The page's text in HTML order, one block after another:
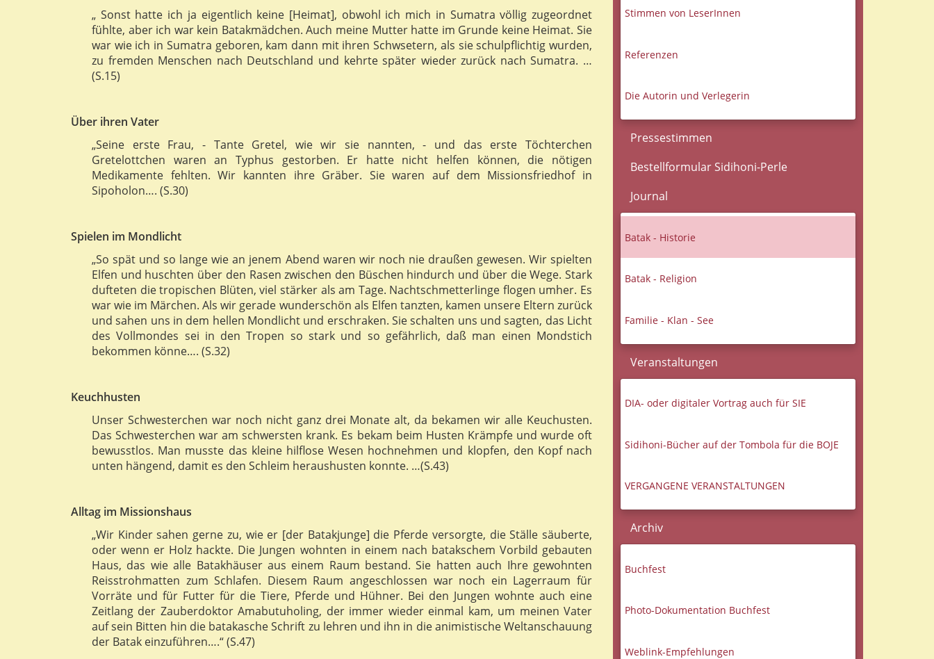
„ Sonst hatte ich ja eigentlich keine [Heimat], obwohl ich mich in Sumatra völlig zugeordnet
fühlte, aber ich war kein Batakmädchen. Auch meine Mutter hatte im Grunde keine Heimat. Sie
war wie ich in Sumatra geboren, kam dann mit ihren Schwsetern, als sie schulpflichtig wurden,
zu fremden Menschen nach Deutschland und kehrte später wieder zurück nach Sumatra. …
(S.15)
Über ihren Vater
„Seine erste Frau, - Tante Gretel, wie wir sie nannten, - und das erste Töchterchen
Gretelottchen waren an Typhus gestorben. Er hatte nicht helfen können, die nötigen
Medikamente fehlten. Wir kannten ihre Gräber. Sie waren auf dem Missionsfriedhof in
Sipoholon…. (S.30)
Spielen im Mondlicht
„So spät und so lange wie an jenem Abend waren wir noch nie draußen gewesen. Wir spielten
Elfen und huschten über den Rasen zwischen den Büschen hindurch und über die Wege. Stark
dufteten die tropischen Blüten, viel stärker als am Tage. Nachtschmetterlinge flogen umher. Es
war wie im Märchen. Als wir gerade wunderschön als Elfen tanzten, kamen unsere Eltern zurück
und sahen uns in dem hellen Mondlicht und erschraken. Sie schalten uns und sagten, das Licht
des Vollmondes sei in den Tropen so stark und so gefährlich, daß man einen Mondstich
bekommen könne…. (S.32)
Keuchhusten
Unser Schwesterchen war noch nicht ganz drei Monate alt, da bekamen wir alle Keuchusten.
Das Schwesterchen war am schwersten krank. Es bekam beim Husten Krämpfe und wurde oft
bewusstlos. Man musste das kleine hilflose Wesen hochnehmen und klopfen, den Kopf nach
unten hängend, damit es den Schleim heraushusten konnte. …(S.43)
Alltag im Missionshaus
„Wir Kinder sahen gerne zu, wie er [der Batakjunge] die Pferde versorgte, die Ställe säuberte,
oder wenn er Holz hackte. Die Jungen wohnten in einem nach batakschem Vorbild gebauten
Haus, das wie alle Batakhäuser aus einem Raum bestand. Sie hatten auch Ihre gewohnten
Reisstrohmatten zum Schlafen. Diesem Raum angeschlossen war noch ein Lagerraum für
Vorräte und für Futter für die Tiere, Pferde und Hühner. Bei den Jungen wohnte auch eine
Zeitlang der Zauberdoktor Amabutuholing, der immer wieder einmal kam, um meinen Vater
auf sein Bitten hin die batakasche Schrift zu lehren und ihn in die animistische Weltanschauung
der Batak einzuführen….“ (S.47)
Stimmen von LeserInnen
Referenzen
Die Autorin und Verlegerin
Pressestimmen
Bestellformular Sidihoni-Perle
Journal
Batak - Historie
Batak - Religion
Familie - Klan - See
Veranstaltungen
DIA- oder digitaler Vortrag auch für SIE
Sidihoni-Bücher auf der Tombola für die BOJE
VERGANGENE VERANSTALTUNGEN
Archiv
Buchfest
Photo-Dokumentation Buchfest
Weblink-Empfehlungen